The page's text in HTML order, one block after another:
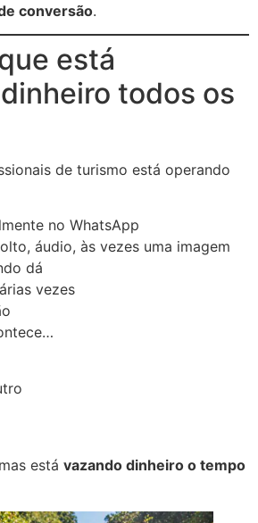
conversão.
está
todos os
de turismo está operando
no WhatsApp
áudio, às vezes uma imagem
dá
vezes
está vazando dinheiro o tempo